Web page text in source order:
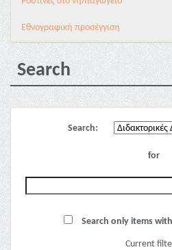
Εθνογραφική προσέγγιση
Search
Search:
for
Search only items
Current